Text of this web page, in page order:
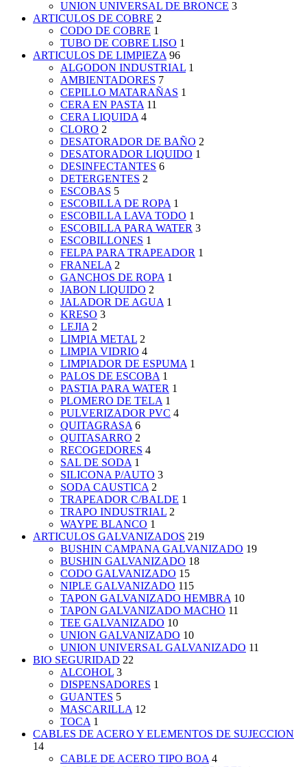
UNION UNIVERSAL DE BRONCE 3
ARTICULOS DE COBRE 2
CODO DE COBRE 1
TUBO DE COBRE LISO 1
ARTICULOS DE LIMPIEZA 96
ALGODON INDUSTRIAL 1
AMBIENTADORES 7
CEPILLO MATARAÑAS 1
CERA EN PASTA 11
CERA LIQUIDA 4
CLORO 2
DESATORADOR DE BAÑO 2
DESATORADOR LIQUIDO 1
DESINFECTANTES 6
DETERGENTES 2
ESCOBAS 5
ESCOBILLA DE ROPA 1
ESCOBILLA LAVA TODO 1
ESCOBILLA PARA WATER 3
ESCOBILLONES 1
FELPA PARA TRAPEADOR 1
FRANELA 2
GANCHOS DE ROPA 1
JABON LIQUIDO 2
JALADOR DE AGUA 1
KRESO 3
LEJIA 2
LIMPIA METAL 2
LIMPIA VIDRIO 4
LIMPIADOR DE ESPUMA 1
PALOS DE ESCOBA 1
PASTIA PARA WATER 1
PLOMERO DE TELA 1
PULVERIZADOR PVC 4
QUITAGRASA 6
QUITASARRO 2
RECOGEDORES 4
SAL DE SODA 1
SILICONA P/AUTO 3
SODA CAUSTICA 2
TRAPEADOR C/BALDE 1
TRAPO INDUSTRIAL 2
WAYPE BLANCO 1
ARTICULOS GALVANIZADOS 219
BUSHIN CAMPANA GALVANIZADO 19
BUSHIN GALVANIZADO 18
CODO GALVANIZADO 15
NIPLE GALVANIZADO 115
TAPON GALVANIZADO HEMBRA 10
TAPON GALVANIZADO MACHO 11
TEE GALVANIZADO 10
UNION GALVANIZADO 10
UNION UNIVERSAL GALVANIZADO 11
BIO SEGURIDAD 22
ALCOHOL 3
DISPENSADORES 1
GUANTES 5
MASCARILLA 12
TOCA 1
CABLES DE ACERO Y ELEMENTOS DE SUJECCION
14
CABLE DE ACERO TIPO BOA 4